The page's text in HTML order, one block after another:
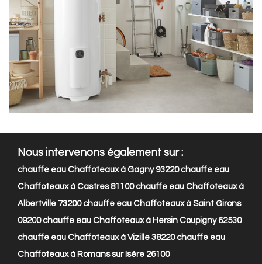
Nous intervenons également sur :
chauffe eau Chaffoteaux à Gagny 93220chauffe eau
Chaffoteaux à Castres 81100chauffe eau Chaffoteaux à
Albertville 73200chauffe eau Chaffoteaux à Saint Girons
09200chauffe eau Chaffoteaux à Hersin Coupigny 62530
chauffe eau Chaffoteaux à Vizille 38220chauffe eau
Chaffoteaux à Romans sur Isère 26100